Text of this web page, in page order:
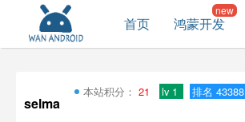
首页 鸿蒙开发
selma
本站积分： 21 lv 1 排名 43388